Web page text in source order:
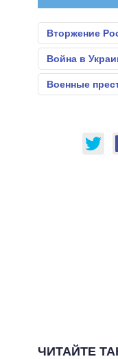
Вторжение
Война в
Военные
ЧИТАЙТЕ